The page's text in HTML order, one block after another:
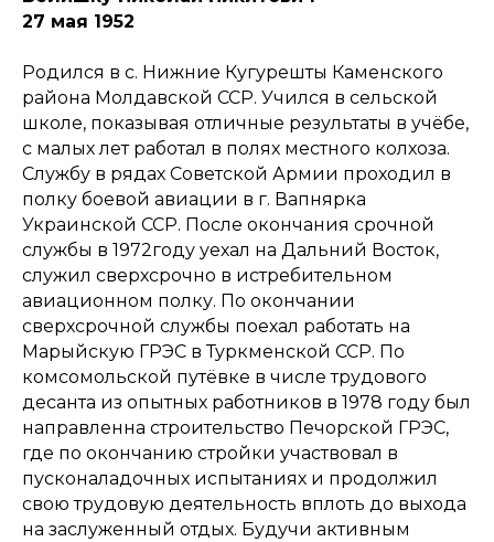
27 мая 1952
Родился в с. Нижние Кугурешты Каменского
района Молдавской ССР. Учился в сельской
школе, показывая отличные результаты в учёбе,
с малых лет работал в полях местного колхоза.
Службу в рядах Советской Армии проходил в
полку боевой авиации в г. Вапнярка
Украинской ССР. После окончания срочной
службы в 1972году уехал на Дальний Восток,
служил сверхсрочно в истребительном
авиационном полку. По окончании
сверхсрочной службы поехал работать на
Марыйскую ГРЭС в Туркменской ССР. По
комсомольской путёвке в числе трудового
десанта из опытных работников в 1978 году был
направленна строительство Печорской ГРЭС,
где по окончанию стройки участвовал в
пусконаладочных испытаниях и продолжил
свою трудовую деятельность вплоть до выхода
на заслуженный отдых. Будучи активным